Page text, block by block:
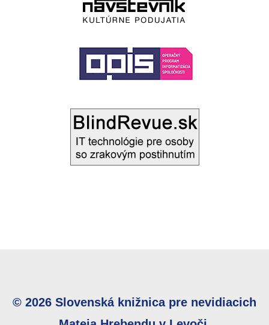
© 2026 Slovenská knižnica pre nevidiacich